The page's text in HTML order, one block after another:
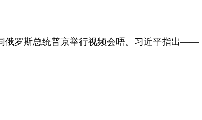
罗斯总统普京举行视频会晤。习近平指出——